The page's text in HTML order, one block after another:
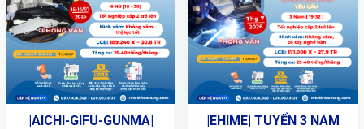
|AICHI-GIFU-GUNMA|
|EHIME| TUYỂN 3 NAM